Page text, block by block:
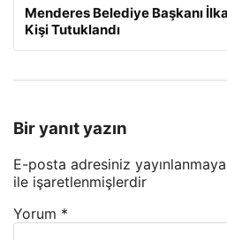
Menderes Belediye Başkanı
Kişi Tutuklandı
Bir yanıt yazın
E-posta adresiniz
ile işaretlenmişlerdir
Yorum *